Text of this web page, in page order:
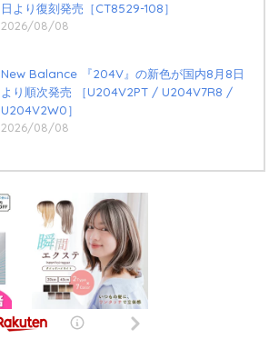
日より復刻発売［CT8529-108］
2026/08/08
New Balance 『204V』の新色が国内8月8日
より順次発売 ［U204V2PT / U204V7R8 /
U204V2W0］
2026/08/08